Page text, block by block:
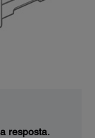
resposta.